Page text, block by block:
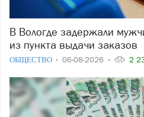
В Вологде задержали мужчину за кражу товара
из пункта выдачи заказов
ОБЩЕСТВО 06-08-2026 2